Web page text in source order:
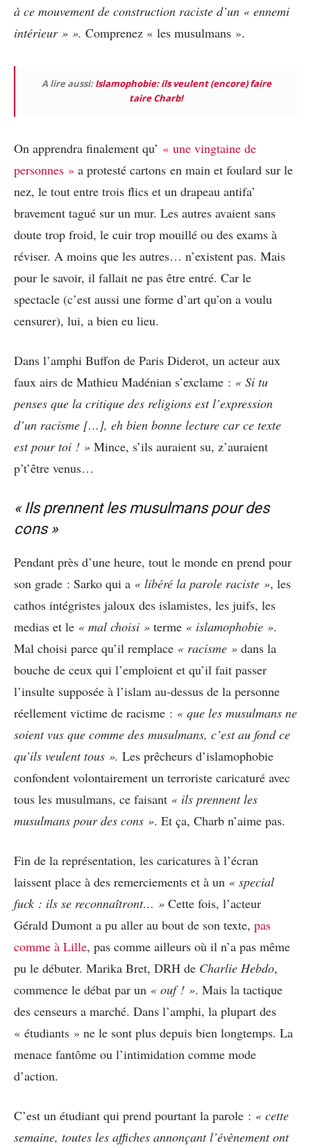
à ce mouvement de construction raciste d’un « ennemi
intérieur » ». Comprenez « les musulmans ».
A lire aussi:Islamophobie: ils veulent (encore) faire
taire Charb!
On apprendra finalement qu’ « une vingtaine de
personnes » a protesté cartons en main et foulard sur le
nez, le tout entre trois flics et un drapeau antifa’
bravement tagué sur un mur. Les autres avaient sans
doute trop froid, le cuir trop mouillé ou des exams à
réviser. A moins que les autres… n’existent pas. Mais
pour le savoir, il fallait ne pas être entré. Car le
spectacle (c’est aussi une forme d’art qu’on a voulu
censurer), lui, a bien eu lieu.
Dans l’amphi Buffon de Paris Diderot, un acteur aux
faux airs de Mathieu Madénian s’exclame : « Si tu
penses que la critique des religions est l’expression
d’un racisme […], eh bien bonne lecture car ce texte
est pour toi ! » Mince, s’ils auraient su, z’auraient
p’t’être venus…
« Ils prennent les musulmans pour des
cons »
Pendant près d’une heure, tout le monde en prend pour
son grade : Sarko qui a « libéré la parole raciste », les
cathos intégristes jaloux des islamistes, les juifs, les
medias et le « mal choisi » terme « islamophobie ».
Mal choisi parce qu’il remplace « racisme » dans la
bouche de ceux qui l’emploient et qu’il fait passer
l’insulte supposée à l’islam au-dessus de la personne
réellement victime de racisme : « que les musulmans ne
soient vus que comme des musulmans, c’est au fond ce
qu’ils veulent tous ». Les prêcheurs d’islamophobie
confondent volontairement un terroriste caricaturé avec
tous les musulmans, ce faisant « ils prennent les
musulmans pour des cons ». Et ça, Charb n’aime pas.
Fin de la représentation, les caricatures à l’écran
laissent place à des remerciements et à un « special
fuck : ils se reconnaîtront… » Cette fois, l’acteur
Gérald Dumont a pu aller au bout de son texte, pas
comme à Lille, pas comme ailleurs où il n’a pas même
pu le débuter. Marika Bret, DRH de Charlie Hebdo,
commence le débat par un « ouf ! ». Mais la tactique
des censeurs a marché. Dans l’amphi, la plupart des
« étudiants » ne le sont plus depuis bien longtemps. La
menace fantôme ou l’intimidation comme mode
d’action.
C’est un étudiant qui prend pourtant la parole : « cette
semaine, toutes les affiches annonçant l’évènement ont